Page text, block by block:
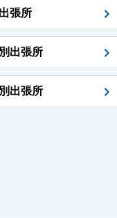
張所
出張所
出張所